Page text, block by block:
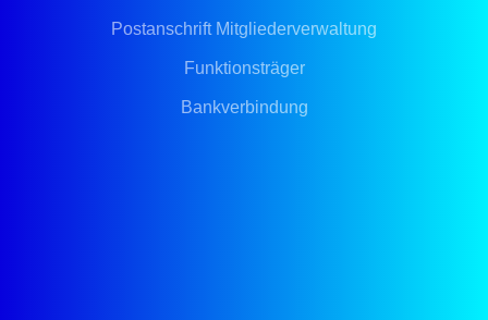
Postanschrift Mitgliederverwaltung
Funktionsträger
Bankverbindung